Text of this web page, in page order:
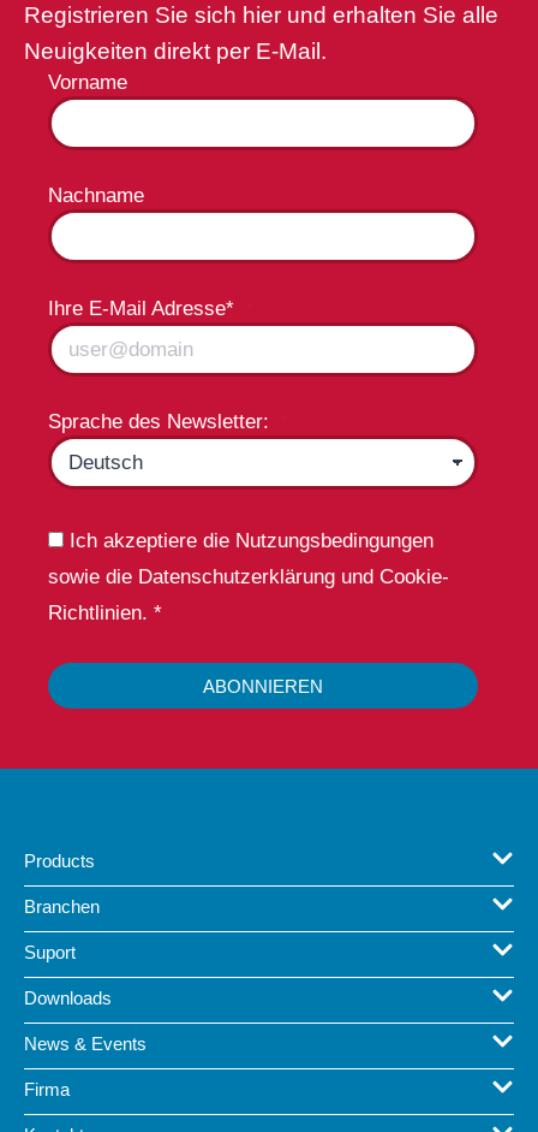
Registrieren Sie sich hier und erhalten Sie alle
Neuigkeiten direkt per E-Mail.
Vorname
Nachname
Ihre E-Mail Adresse*
Sprache des Newsletter:
Ich akzeptiere die Nutzungsbedingungen
sowie die Datenschutzerklärung und Cookie-
Richtlinien. *
ABONNIEREN
Products
Branchen
Suport
Downloads
News & Events
Firma